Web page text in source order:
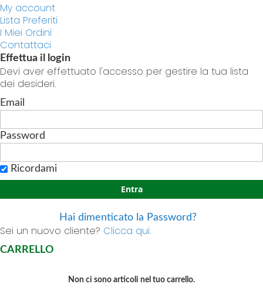
My account
Lista Preferiti
I Miei Ordini
Contattaci
Effettua il login
Devi aver effettuato l'accesso per gestire la tua lista
dei desideri.
Email
Password
Ricordami
Entra
Hai dimenticato la Password?
Sei un nuovo cliente? Clicca qui.
CARRELLO
Non ci sono articoli nel tuo carrello.